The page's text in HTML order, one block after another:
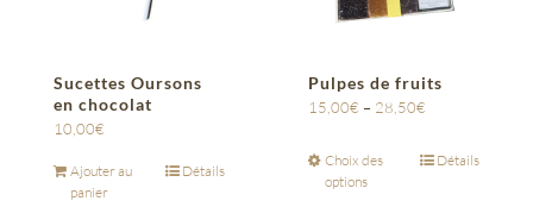
Sucettes Oursons
en chocolat
10,00€
Ajouter au
panier
Détails
Pulpes de fruits
15,00€ – 28,50€
Choix des
options
Détails